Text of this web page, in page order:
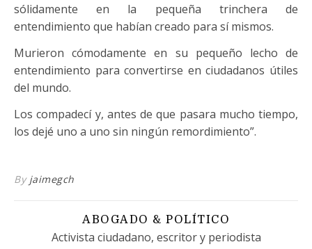
sólidamente en la pequeña trinchera de
entendimiento que habían creado para sí mismos.
Murieron cómodamente en su pequeño lecho de
entendimiento para convertirse en ciudadanos útiles
del mundo.
Los compadecí y, antes de que pasara mucho tiempo,
los dejé uno a uno sin ningún remordimiento”.
By jaimegch
ABOGADO & POLÍTICO
Activista ciudadano, escritor y periodista